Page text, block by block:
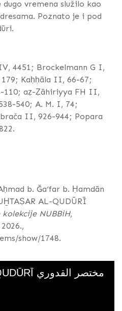
vremena služilo kao
Poznato je i pod
4451; Brockelmann G I,
Kaḥḥāla II, 66-67;
aẓ-Ẓāhiriyya FH II,
540; A. M. I, 74;
II, 926-944; Popara
b. Ğa‘far b. Ḥamdān
AL-QUDŪRĪ
NUBBiH,
show/1748.
MUH̱TAṢAR AL-QUDŪRĪ مختصر القدوري